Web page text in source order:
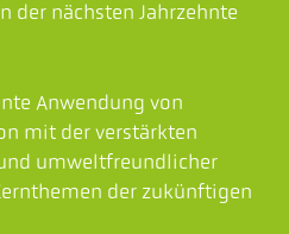
der nächsten Jahrzehnte
Anwendung von
mit der verstärkten
umweltfreundlicher
der zukünftigen